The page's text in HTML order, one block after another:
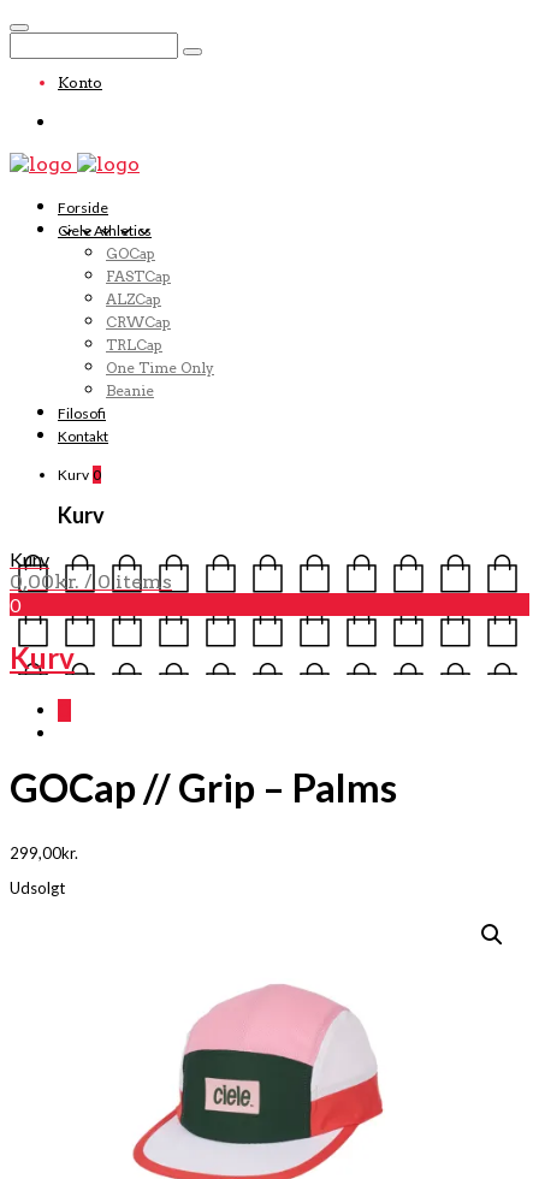
Konto
Forside
Ciele Athletics
GOCap
FASTCap
ALZCap
CRWCap
TRLCap
One Time Only
Beanie
Filosofi
Kontakt
Kurv 0
Kurv
Kurv
0,00kr. / 0 items
0
Kurv
GOCap // Grip – Palms
299,00kr.
Udsolgt